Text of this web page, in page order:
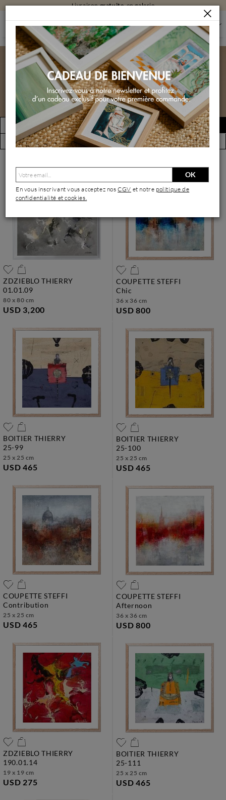
Livraisongratuiteen galerie
PEINTURES PEINTURES PAR TECHNIQUE
PEINTURES ACRYLIQUE
PEINTURES ACRYLIQUE
(ABSTRAIT)
Peintures acrylique
FILTRER
(2236 œuvres)
Créer une alerte
Vue par artiste
ZDZIEBLO THIERRY
01.01.09
80 x 80 cm
USD 3,200
COUPETTE STEFFI
chic
36 x 36 cm
USD 800
BOITIER THIERRY
25-99
25 x 25 cm
USD 465
BOITIER THIERRY
25-100
25 x 25 cm
USD 465
COUPETTE STEFFI
contribution
25 x 25 cm
USD 465
COUPETTE STEFFI
afternoon
36 x 36 cm
USD 800
ZDZIEBLO THIERRY
190.01.14
19 x 19 cm
USD 275
BOITIER THIERRY
25-111
25 x 25 cm
USD 465
OK
En vous inscrivant vous acceptez nosCGV et notre politique de
confidentialité et cookies.